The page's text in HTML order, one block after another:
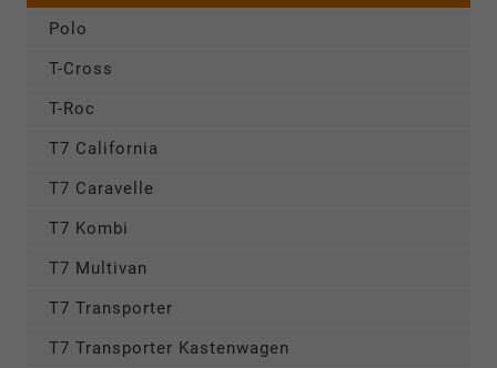
Polo
T-Cross
T-Roc
T7 California
T7 Caravelle
T7 Kombi
T7 Multivan
T7 Transporter
T7 Transporter Kastenwagen